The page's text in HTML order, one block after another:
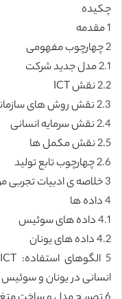
چکیده
1 مقدمه
2 چهارچوب مفهومی
2.1 مدل جدید شرکت
2.2 نقش ICT
2.3 نقش روش های سازمانی جدید
2.4 نقش سرمایه انسانی
2.5 نقش مکمل ها
2.6 چهارچوب تابع تولید
3 خلاصه ی ادبیات تجربی مربوطه
4 داده ها
4.1 داده های سوئیس
4.2 داده های یونان
انسانی در یونان و سوئیس